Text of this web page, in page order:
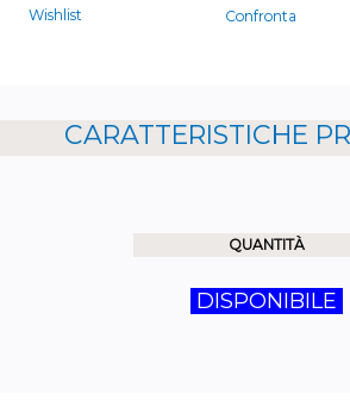
Wishlist Confronta
CARATTERISTICHE
QUANTITÀ
DISPONIBILE